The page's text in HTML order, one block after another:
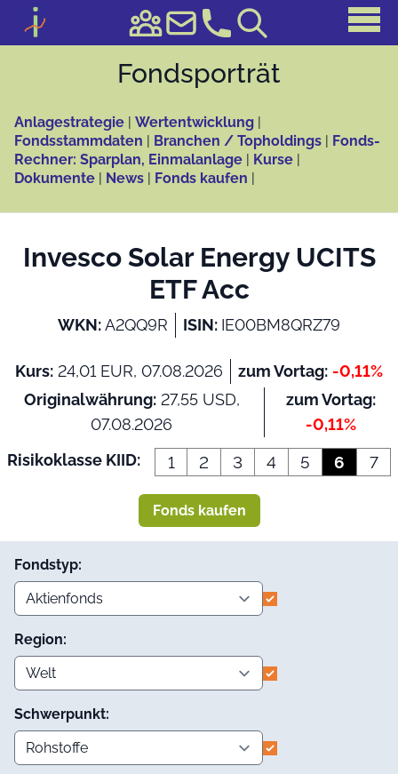
Fonds­porträt
Anlagestrategie | Wertentwicklung |
Fondsstammdaten | Branchen / Topholdings | Fonds-
Rechner: Sparplan, Einmalanlage | Kurse |
Dokumente | News | Fonds kaufen |
Invesco Solar Energy UCITS
ETF Acc
WKN:A2QQ9R ISIN: IE00BM8QRZ79
Kurs: 24,01 EUR, 07.08.2026 zum Vortag: -0,11%
Originalwährung:27,55 USD,
07.08.2026
zum Vortag:
-0,11%
Risikoklasse KIID:
1 2 3 4 5 6 7
Fonds kaufen
Fondstyp:
Region:
Schwerpunkt: